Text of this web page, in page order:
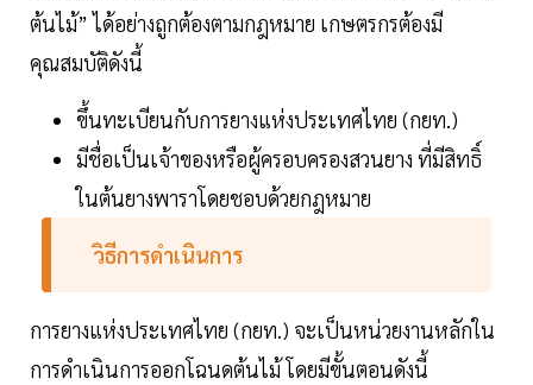
ต้นไม้” ได้อย่างถูกต้องตามกฎหมาย เกษตรกรต้องมี
คุณสมบัติดังนี้
ขึ้นทะเบียนกับการยางแห่งประเทศไทย (กยท.)
มีชื่อเป็นเจ้าของหรือผู้ครอบครองสวนยาง ที่มีสิทธิ์
ในต้นยางพาราโดยชอบด้วยกฎหมาย
วิธีการดำเนินการ
การยางแห่งประเทศไทย (กยท.) จะเป็นหน่วยงานหลักใน
การดำเนินการออกโฉนดต้นไม้ โดยมีขั้นตอนดังนี้